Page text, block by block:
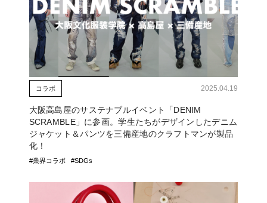
コラボ 2025.04.19
大阪高島屋のサステナブルイベント「DENIM
SCRAMBLE」に参画。学生たちがデザインしたデニム
ジャケット＆パンツを三備産地のクラフトマンが製品
化！
#業界コラボ #SDGs